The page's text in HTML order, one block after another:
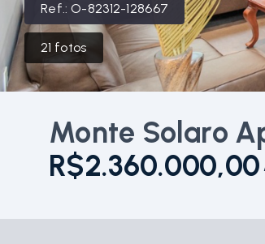
Ref.:O-82312-128667
21 fotos
Monte Solaro
R$2.360.000,00